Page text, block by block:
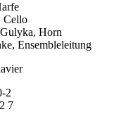
Cello
Horn
Ensembleleitung
2
7